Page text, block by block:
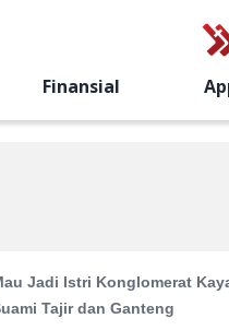
Finansial
Jadi Istri Konglomerat
Tajir dan Ganteng